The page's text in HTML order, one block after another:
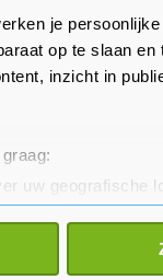
je
op te slaan
inzicht in
uw geografische
het actief te
gegevens
of intrekken in